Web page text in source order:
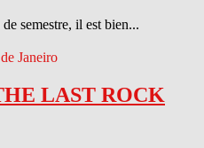
semestre, il est bien...
LAST ROCK